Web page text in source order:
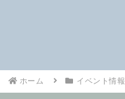
ホーム イベント情報